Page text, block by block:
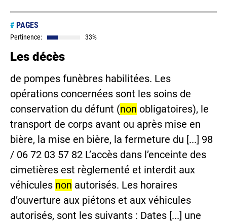
# PAGES
Pertinence: 33%
Les décès
de pompes funèbres habilitées. Les
opérations concernées sont les soins de
conservation du défunt (non obligatoires), le
transport de corps avant ou après mise en
bière, la mise en bière, la fermeture du [...] 98
/ 06 72 03 57 82 L’accès dans l’enceinte des
cimetières est règlementé et interdit aux
véhicules non autorisés. Les horaires
d’ouverture aux piétons et aux véhicules
autorisés, sont les suivants : Dates [...] une